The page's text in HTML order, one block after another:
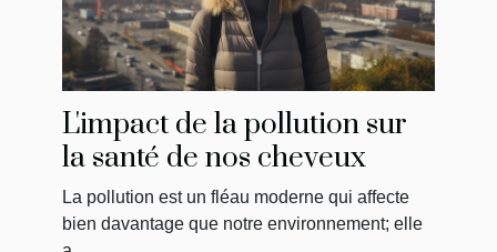
L'impact de la pollution sur
la santé de nos cheveux
La pollution est un fléau moderne qui affecte
bien davantage que notre environnement; elle